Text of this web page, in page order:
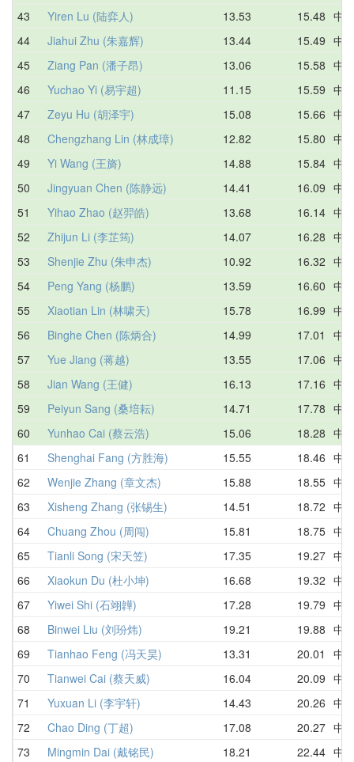
43
Yiren Lu (陆弈人) 13.53 15.48 中
44
Jiahui Zhu (朱嘉辉) 13.44 15.49 中
45
Ziang Pan (潘子昂) 13.06 15.58 中
46
Yuchao Yi (易宇超) 11.15 15.59 中
47
Zeyu Hu (胡泽宇) 15.08 15.66 中
48
Chengzhang Lin (林成璋) 12.82 15.80 中
49
Yi Wang (王旖) 14.88 15.84 中
50
Jingyuan Chen (陈静远) 14.41 16.09 中
51
Yihao Zhao (赵羿皓) 13.68 16.14 中
52
Zhijun Li (李芷筠) 14.07 16.28 中
53
Shenjie Zhu (朱申杰) 10.92 16.32 中
54
Peng Yang (杨鹏) 13.59 16.60 中
55
Xiaotian Lin (林啸天) 15.78 16.99 中
56
Binghe Chen (陈炳合) 14.99 17.01
中
57
Yue Jiang (蒋越) 13.55 17.06 中
58
Jian Wang (王健) 16.13 17.16 中
59
Peiyun Sang (桑培耘) 14.71 17.78 中
60
Yunhao Cai (蔡云浩) 15.06 18.28 中
61
Shenghai Fang (方胜海) 15.55 18.46 中
62
Wenjie Zhang (章文杰) 15.88 18.55 中
63
Xisheng Zhang (张锡生) 14.51 18.72 中
64
Chuang Zhou (周闯) 15.81 18.75 中
65
Tianli Song (宋天笠) 17.35 19.27 中
66
Xiaokun Du (杜小坤) 16.68 19.32 中
67
Yiwei Shi (石翊韡) 17.28 19.79 中
68
Binwei Liu (刘玢炜) 19.21 19.88 中
69
Tianhao Feng (冯天昊) 13.31 20.01
中
70
Tianwei Cai (蔡天威) 16.04 20.09 中
71
Yuxuan Li (李宇轩) 14.43 20.26 中
72
Chao Ding (丁超) 17.08 20.27 中
73
Mingmin Dai (戴铭民) 18.21 22.44 中